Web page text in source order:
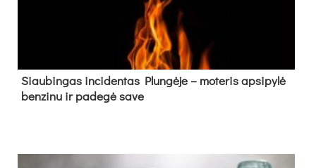
Siau­bin­gas in­ci­den­tas Plun­gė­je – mo­te­ris ap­si­py­lė
ben­zi­nu ir pa­de­gė sa­ve